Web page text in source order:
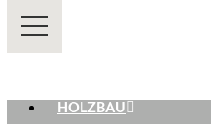
HOLZBAU